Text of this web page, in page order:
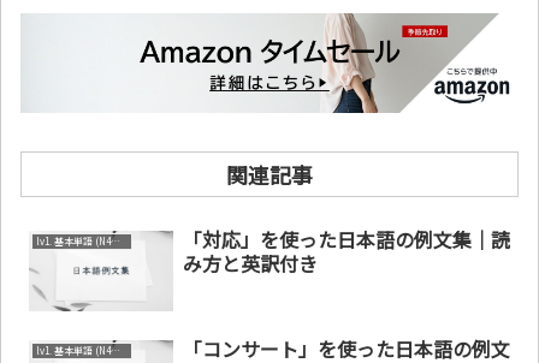
関連記事
lv1. 基本単語 (N4～N5)
「対応」を使った日本語の例文集｜読
み方と英訳付き
lv1. 基本単語 (N4～N5)
「コンサート」を使った日本語の例文